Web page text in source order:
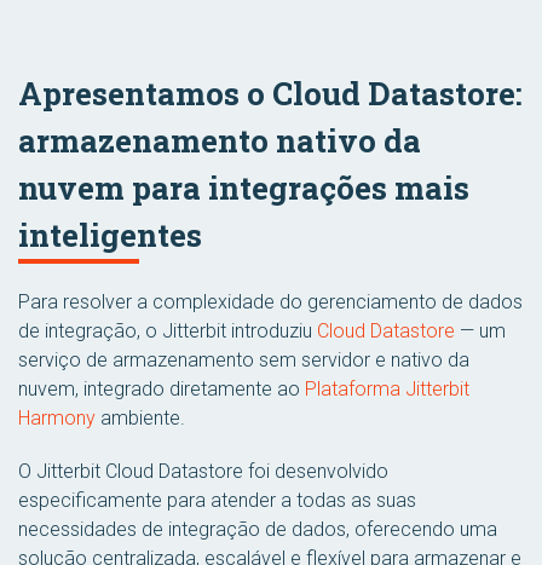
Apresentamos o Cloud Datastore:
armazenamento nativo da
nuvem para integrações mais
inteligentes
Para resolver a complexidade do gerenciamento de dados
de integração, o Jitterbit introduziu Cloud Datastore — um
serviço de armazenamento sem servidor e nativo da
nuvem, integrado diretamente ao Plataforma Jitterbit
Harmony ambiente.
O Jitterbit Cloud Datastore foi desenvolvido
especificamente para atender a todas as suas
necessidades de integração de dados, oferecendo uma
solução centralizada, escalável e flexível para armazenar e